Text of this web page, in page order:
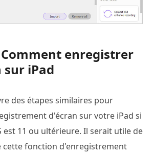
enregistrer
sur iPad
des étapes similaires pour
d'écran sur votre iPad si
est 11 ou ultérieure. Il serait utile de
cette fonction d'enregistrement